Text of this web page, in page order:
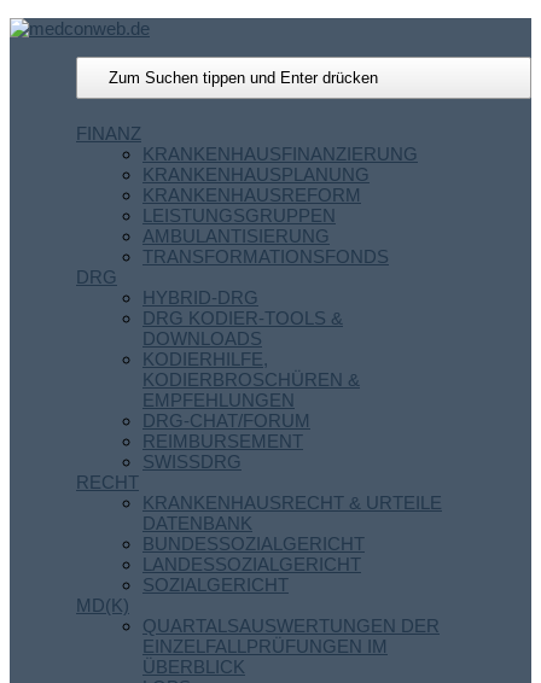
FINANZ
KRANKENHAUSFINANZIERUNG
KRANKENHAUSPLANUNG
KRANKENHAUSREFORM
LEISTUNGSGRUPPEN
AMBULANTISIERUNG
TRANSFORMATIONSFONDS
DRG
HYBRID-DRG
DRG KODIER-TOOLS &
DOWNLOADS
KODIERHILFE,
KODIERBROSCHÜREN &
EMPFEHLUNGEN
DRG-CHAT/FORUM
REIMBURSEMENT
SWISSDRG
RECHT
KRANKENHAUSRECHT & URTEILE
DATENBANK
BUNDESSOZIALGERICHT
LANDESSOZIALGERICHT
SOZIALGERICHT
MD(K)
QUARTALSAUSWERTUNGEN DER
EINZELFALLPRÜFUNGEN IM
ÜBERBLICK